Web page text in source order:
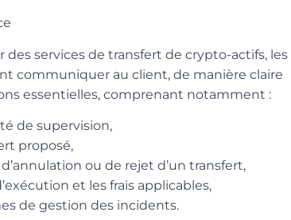
services de transfert de crypto-actifs, les
communiquer au client, de manière claire
essentielles, comprenant notamment :
de supervision,
proposé,
ou de rejet d’un transfert,
et les frais applicables,
de gestion des incidents.